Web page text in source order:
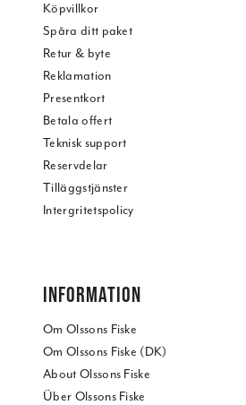
Köpvillkor
Spåra ditt paket
Retur & byte
Reklamation
Presentkort
Betala offert
Teknisk support
Reservdelar
Tilläggstjänster
Intergritetspolicy
INFORMATION
Om Olssons Fiske
Om Olssons Fiske (DK)
About Olssons Fiske
Über Olssons Fiske